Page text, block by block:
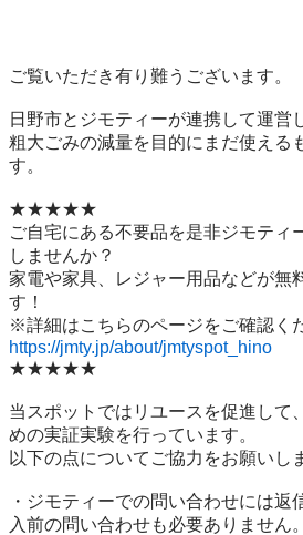
ご覧いただき有り難うございます。
日野市とジモティーが連携して運営
粗⼤ごみの減量を⽬的にまだ使える
す。
★★★★★
ご自宅にある不要品を是非ジモティ
しませんか？
家電や家具、レジャー用品などが無
す！
https://jmty.jp/about/jmtyspot_hino
★★★★★
当スポットではリユースを促進して
めの実証実験を行っています。
以下の点についてご協力をお願いし
・ジモティーでの問い合わせには返
入前の問い合わせも必要ありません。